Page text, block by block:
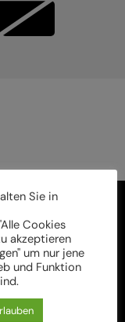
Sie in
Cookies
akzeptieren
um nur jene
und Funktion